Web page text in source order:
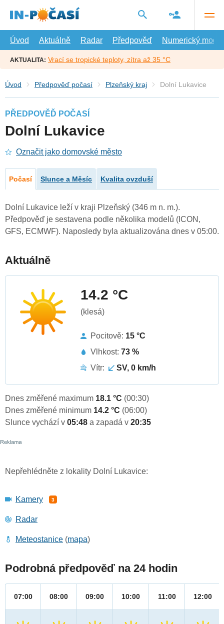
hlavní
Úvod
Aktuálně Radar Předpověď Numerický model
AKTUALITA: Vrací se tropické teploty, zítra až 35 °C
Úvod Předpověď počasí Plzeňský kraj Dolní Lukavice
PŘEDPOVĚĎ POČASÍ
Dolní Lukavice
Označit jako domovské město
Počasí Slunce a Měsíc Kvalita ovzduší
Dolní Lukavice leží v kraji Plzeňský (346 m n. m.).
Předpověď je sestavena podle několika modelů (ICON,
GFS, ECMWF). Naposledy byla aktualizována dnes v 05:00.
Aktuálně
14.2 °C
(klesá)
Pocitově: 15 °C
Vlhkost: 73 %
Vítr:
SV, 0 km/h
Dnes změřené maximum 18.1 °C (00:30)
Dnes změřené minimum 14.2 °C (06:00)
Slunce vychází v 05:48 a zapadá v 20:35
Nepřehlédněte z lokality Dolní Lukavice:
Kamery 3
Radar
Meteostanice (mapa)
Podrobná předpověď na 24 hodin
07:00 08:00 09:00 10:00 11:00 12:00